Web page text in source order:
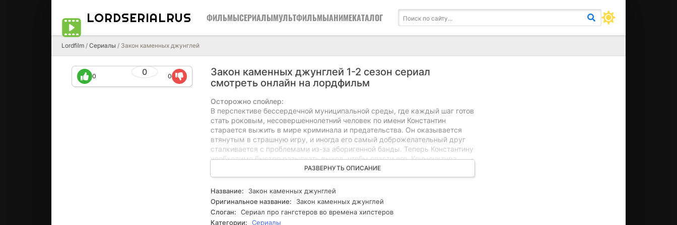
LORDSERIALRUS ФИЛЬМЫСЕРИАЛЫМУЛЬТФИЛЬМЫАНИМЕКАТАЛОГ
Lordfilm / Сериалы / Закон каменных джунглей
Закон каменных джунглей 1-2 сезон сериал
смотреть онлайн на лордфильм
0
0 0
Осторожно спойлер:
В перспективе бессердечной муниципальной среды, где каждый шаг готов
стать роковым, несовершеннолетний человек по имени Константин
старается выжить в мире криминала и предательства. Он оказывается
втянутым в страшную игру, и иногда его самый доброжелательный друг
сталкивается с проблемами из-за аборигенной банды. Теперь Константину
необходимо быстро разыскать выход, чтобы спасти его. Конъюнктура
усугубляется, и Константин сталкивается с предательством со стороны
тех, кому он доверял. В поисках выхода он обнаруживает мир, полный
манипуляций и неожиданных союзов, где каждая ошибка может стать
последней. Способен ли он справиться с нарастающей опасностью и
спасти друга до того, как тот станет следующей жертвой бесчеловечных
"джунглей"? В этом суровом окружении ему придется столкнуться с
РАЗВЕРНУТЬ ОПИСАНИЕ
Название:
Закон каменных джунглей
Оригинальное название:
Закон каменных джунглей
Слоган:
Сериал про гангстеров во времена хипстеров
Категории:
Сериалы